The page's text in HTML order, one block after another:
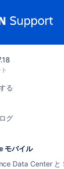
る
グ
モバイル
Data Center と
ポート
を
ラウ